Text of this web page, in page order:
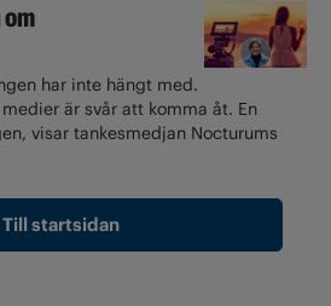
har inte hängt med.
är svår att komma åt. En
visar tankesmedjan Nocturums
Till startsidan